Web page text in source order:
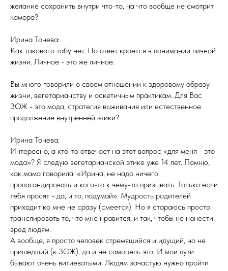
желание сохранить внутри что-то, на что вообще не смотрит
камера?
Ирина Тонева:
Как такового табу нет. Но ответ кроется в понимании личной
жизни. Личное - это же личное.
Вы много говорили о своем отношении к здоровому образу
жизни, вегетарианству и аскетичным практикам. Для Вас
ЗОЖ - это мода, стратегия выживания или естественное
продолжение внутренней этики?
Ирина Тонева:
Интересно, а кто-то отвечает на этот вопрос «для меня - это
мода»? Я следую вегетарианской этике уже 14 лет. Помню,
как мама говорила: «Ирина, не надо ничего
пропагандировать и кого-то к чему-то призывать. Только если
тебя просят - да, и то, подумай». Мудрость родителей
приходит ко мне не сразу (смеется). Но я стараюсь просто
транслировать то, что мне нравится, и так, чтобы не нанести
вред людям.
А вообще, я просто человек стремящийся и идущий, но не
пришедший (к ЗОЖ), да и не самоцель это. И мои пути
бывают очень витиеватыми. Людям зачастую нужно пройти